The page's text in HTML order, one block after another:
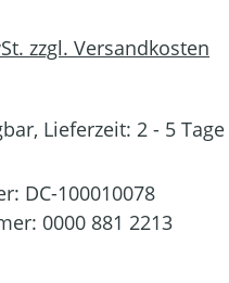
zzgl. Versandkosten
Lieferzeit: 2 - 5 Tage
DC-100010078
0000 881 2213